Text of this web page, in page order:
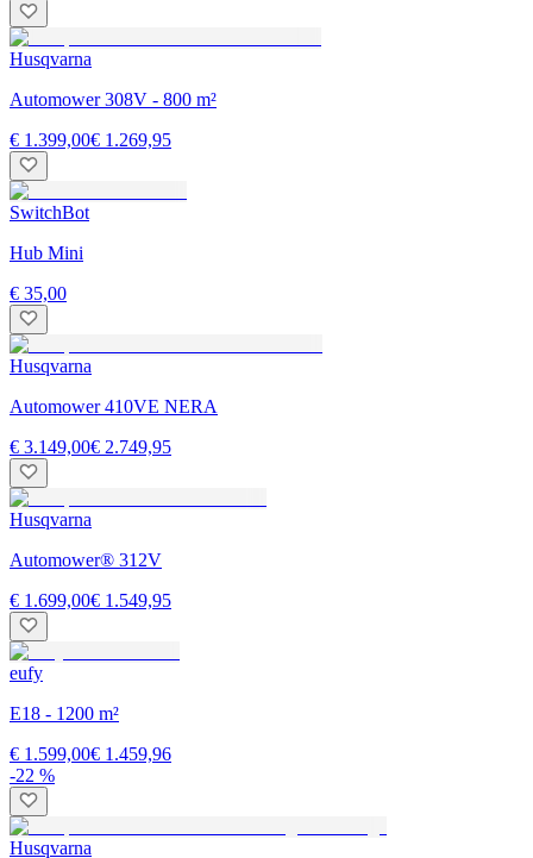
Husqvarna
Automower 308V - 800 m²
€ 1.399,00€ 1.269,95
SwitchBot
Hub Mini
€ 35,00
Husqvarna
Automower 410VE NERA
€ 3.149,00€ 2.749,95
Husqvarna
Automower® 312V
€ 1.699,00€ 1.549,95
eufy
E18 - 1200 m²
€ 1.599,00€ 1.459,96
-22 %
Husqvarna